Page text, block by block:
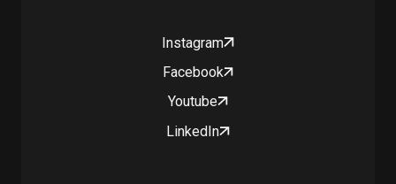
Instagram
Facebook
Youtube
LinkedIn